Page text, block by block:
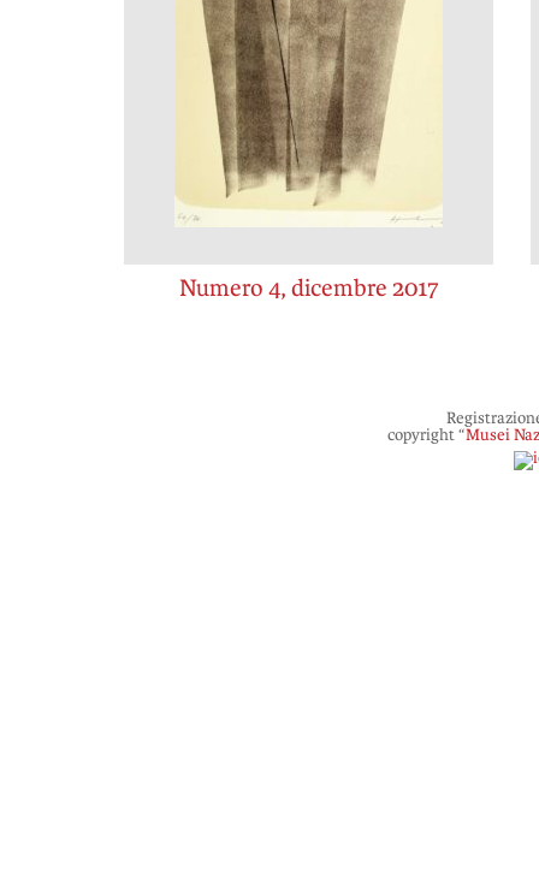
Numero 4, dicembre 2017
copyright “Musei